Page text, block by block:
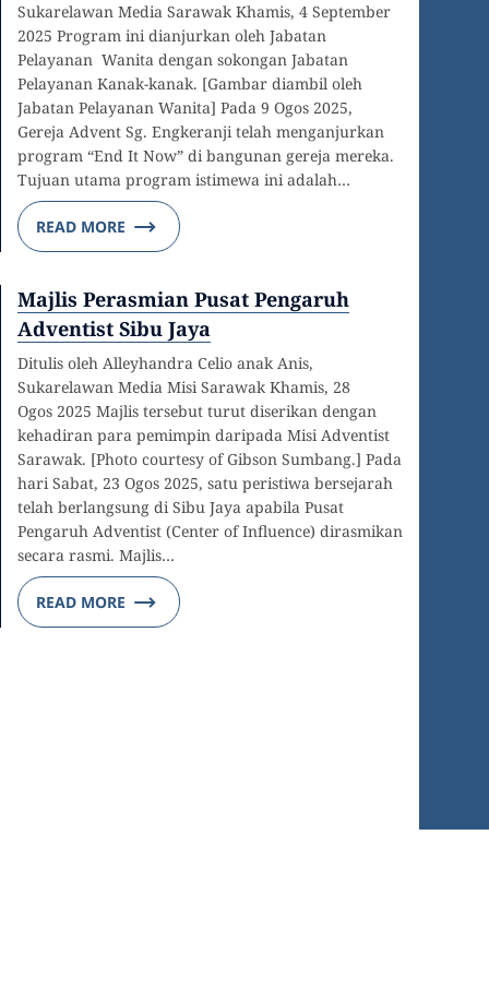
Sukarelawan Media Sarawak Khamis, 4 September
2025 Program ini dianjurkan oleh Jabatan
Pelayanan Wanita dengan sokongan Jabatan
Pelayanan Kanak-kanak. [Gambar diambil oleh
Jabatan Pelayanan Wanita] Pada 9 Ogos 2025,
Gereja Advent Sg. Engkeranji telah menganjurkan
program “End It Now” di bangunan gereja mereka.
Tujuan utama program istimewa ini adalah…
READ MORE
Majlis Perasmian Pusat Pengaruh
Adventist Sibu Jaya
Ditulis oleh Alleyhandra Celio anak Anis,
Sukarelawan Media Misi Sarawak Khamis, 28
Ogos 2025 Majlis tersebut turut diserikan dengan
kehadiran para pemimpin daripada Misi Adventist
Sarawak. [Photo courtesy of Gibson Sumbang.] Pada
hari Sabat, 23 Ogos 2025, satu peristiwa bersejarah
telah berlangsung di Sibu Jaya apabila Pusat
Pengaruh Adventist (Center of Influence) dirasmikan
secara rasmi. Majlis…
READ MORE